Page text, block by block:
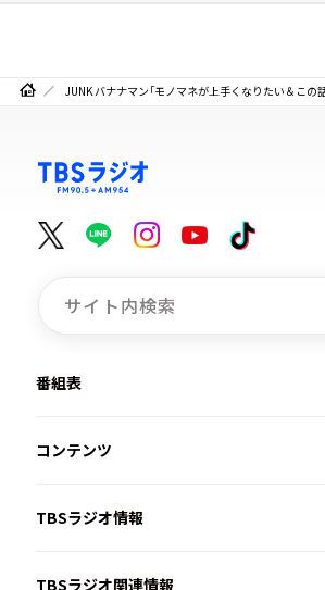
JUNK バナナマン「モノマネが上手くなりたい＆この
番組表
コンテンツ
TBSラジオ情報
TBSラジオ関連情報